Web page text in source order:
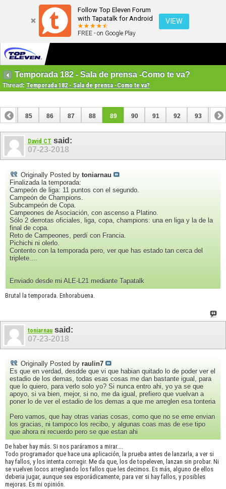
Follow Top Eleven Forum
with Tapatalk for Android
FREE - on Google Play
VIEW
Temporada 182 - Sala de prensa -Como te va?
Thread: Temporada 182 - Sala de prensa -Como te va?
84 85 86 87 88 89 90 91 92 93 94
104 105
David CT said:
07-23-2018
Originally Posted by toniarnau
Finalizada la temporada:
Campeón de liga: 11 puntos con el segundo.
Campeón de Champions.
Subcampeón de Copa.
Campeones de Asociación, con ascenso a Platino.
Sólo 2 derrotas oficiales, liga, copa, champions: una en liga y la de la
final de copa.
Reto de Campeones, perdí con Francia.
Pichichi ni olerlo.
Contento con la temporada pero, ver que has estado tan cerca del
triplete....
Enviado desde mi ALE-L21 mediante Tapatalk
Brutal la temporada. Enhorabuena.
toniarnau said:
07-23-2018
Originally Posted by raulin7
Es que en verdad, desdde que vi que habian quitado lo de poder ver el
estadio de los demas, todas esas cosas me dan bastante igual, para
que lo quiero, para verlo solo yo? Si nunca entro ahi, yo ya se que
apoyo, si va bien, mejor, si no, me da igual, prefiero que vuelvan a
poner lo de ver el estadio de los demas a que me arreglen esa tonteria
Pero vamos, que hay otras varias cosas, como que no se eme envian
los gracias, ni tampoco los recibo, y algunas coas mas de ese tipo
que ahora ni recuerdo pero se que estan ahi
De haber hay más. Si nos paráramos a mirar....
Todo programador que hace una aplicación, la prueba antes de lanzarla, a ver si
hay fallos, y los intenta corregir. Me da que, los de topeleven, lanzan sin probar. Ni
se vuelven locos arreglando los fallos que les decimos. Es más, alguno de ellos
deberia jugar, aunque sea esporádicamente, para ver si hay fallos, y posibles
mejoras. Es mi opinión.